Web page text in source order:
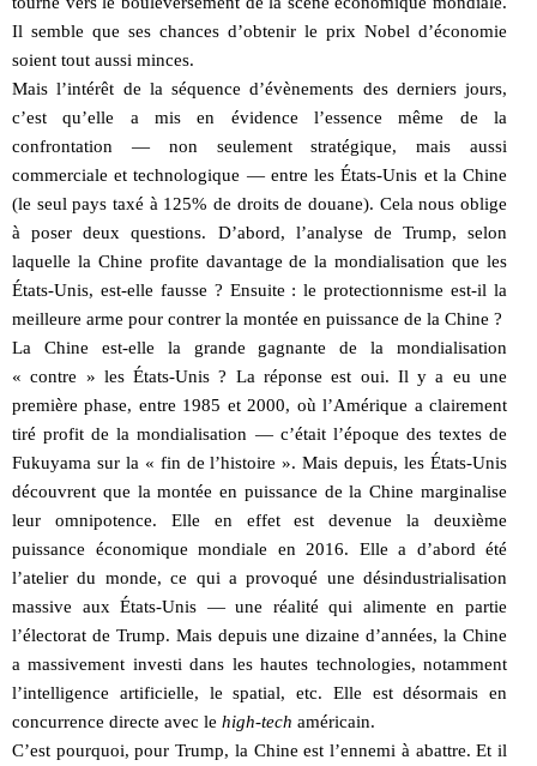
Il semble que ses chances d’obtenir le prix Nobel d’économie
soient tout aussi minces.
Mais l’intérêt de la séquence d’évènements des derniers jours,
c’est qu’elle a mis en évidence l’essence même de la
confrontation — non seulement stratégique, mais aussi
commerciale et technologique — entre les États-Unis et la Chine
(le seul pays taxé à 125% de droits de douane). Cela nous oblige
à poser deux questions. D’abord, l’analyse de Trump, selon
laquelle la Chine profite davantage de la mondialisation que les
États-Unis, est-elle fausse ? Ensuite : le protectionnisme est-il la
meilleure arme pour contrer la montée en puissance de la Chine ?
La Chine est-elle la grande gagnante de la mondialisation
« contre » les États-Unis ? La réponse est oui. Il y a eu une
première phase, entre 1985 et 2000, où l’Amérique a clairement
tiré profit de la mondialisation — c’était l’époque des textes de
Fukuyama sur la « fin de l’histoire ». Mais depuis, les États-Unis
découvrent que la montée en puissance de la Chine marginalise
leur omnipotence. Elle en effet est devenue la deuxième
puissance économique mondiale en 2016. Elle a d’abord été
l’atelier du monde, ce qui a provoqué une désindustrialisation
massive aux États-Unis — une réalité qui alimente en partie
l’électorat de Trump. Mais depuis une dizaine d’années, la Chine
a massivement investi dans les hautes technologies, notamment
l’intelligence artificielle, le spatial, etc. Elle est désormais en
concurrence directe avec le high-tech américain.
C’est pourquoi, pour Trump, la Chine est l’ennemi à abattre. Et il